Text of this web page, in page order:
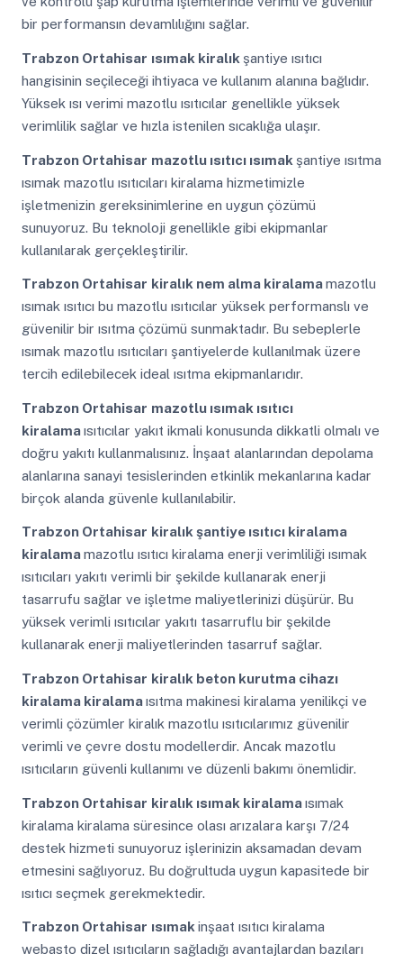
bir performansın devamlılığını sağlar.
Trabzon Ortahisar ısımak kiralık şantiye ısıtıcı
hangisinin seçileceği ihtiyaca ve kullanım alanına bağlıdır.
Yüksek ısı verimi mazotlu ısıtıcılar genellikle yüksek
verimlilik sağlar ve hızla istenilen sıcaklığa ulaşır.
Trabzon Ortahisar mazotlu ısıtıcı ısımak şantiye ısıtma
ısımak mazotlu ısıtıcıları kiralama hizmetimizle
işletmenizin gereksinimlerine en uygun çözümü
sunuyoruz. Bu teknoloji genellikle gibi ekipmanlar
kullanılarak gerçekleştirilir.
Trabzon Ortahisar kiralık nem alma kiralamamazotlu
ısımak ısıtıcı bu mazotlu ısıtıcılar yüksek performanslı ve
güvenilir bir ısıtma çözümü sunmaktadır. Bu sebeplerle
ısımak mazotlu ısıtıcıları şantiyelerde kullanılmak üzere
tercih edilebilecek ideal ısıtma ekipmanlarıdır.
Trabzon Ortahisar mazotlu ısımak ısıtıcı
kiralamaısıtıcılar yakıt ikmali konusunda dikkatli olmalı ve
doğru yakıtı kullanmalısınız. İnşaat alanlarından depolama
alanlarına sanayi tesislerinden etkinlik mekanlarına kadar
birçok alanda güvenle kullanılabilir.
Trabzon Ortahisar kiralık şantiye ısıtıcı kiralama
kiralamamazotlu ısıtıcı kiralama enerji verimliliği ısımak
ısıtıcıları yakıtı verimli bir şekilde kullanarak enerji
tasarrufu sağlar ve işletme maliyetlerinizi düşürür. Bu
yüksek verimli ısıtıcılar yakıtı tasarruflu bir şekilde
kullanarak enerji maliyetlerinden tasarruf sağlar.
Trabzon Ortahisar kiralık beton kurutma cihazı
kiralama kiralamaısıtma makinesi kiralama yenilikçi ve
verimli çözümler kiralık mazotlu ısıtıcılarımız güvenilir
verimli ve çevre dostu modellerdir. Ancak mazotlu
ısıtıcıların güvenli kullanımı ve düzenli bakımı önemlidir.
Trabzon Ortahisar kiralık ısımak kiralamaısımak
kiralama kiralama süresince olası arızalara karşı 7/24
destek hizmeti sunuyoruz işlerinizin aksamadan devam
etmesini sağlıyoruz. Bu doğrultuda uygun kapasitede bir
ısıtıcı seçmek gerekmektedir.
Trabzon Ortahisar ısımak inşaat ısıtıcı kiralama
webasto dizel ısıtıcıların sağladığı avantajlardan bazıları